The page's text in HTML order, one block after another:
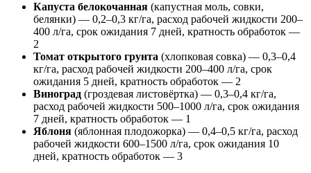
Капуста белокочанная (капустная моль, совки,
белянки) — 0,2–0,3 кг/га, расход рабочей жидкости 200–
400 л/га, срок ожидания 7 дней, кратность обработок —
2
Томат открытого грунта (хлопковая совка) — 0,3–0,4
кг/га, расход рабочей жидкости 200–400 л/га, срок
ожидания 5 дней, кратность обработок — 2
Виноград (гроздевая листовёртка) — 0,3–0,4 кг/га,
расход рабочей жидкости 500–1000 л/га, срок ожидания
7 дней, кратность обработок — 1
Яблоня (яблонная плодожорка) — 0,4–0,5 кг/га, расход
рабочей жидкости 600–1500 л/га, срок ожидания 10
дней, кратность обработок — 3